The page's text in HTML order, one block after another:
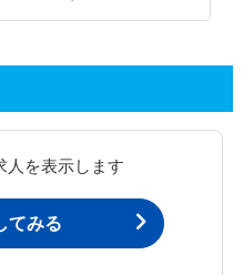
人を表示します
てみる